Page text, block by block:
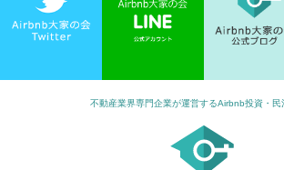
不動産業界専門企業が運営するAirbnb投資・民